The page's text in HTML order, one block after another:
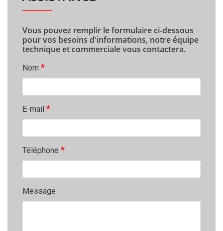
Vous pouvez remplir le formulaire ci-dessous
pour vos besoins d'informations, notre équipe
technique et commerciale vous contactera.
Nom *
E-mail *
Téléphone *
Message